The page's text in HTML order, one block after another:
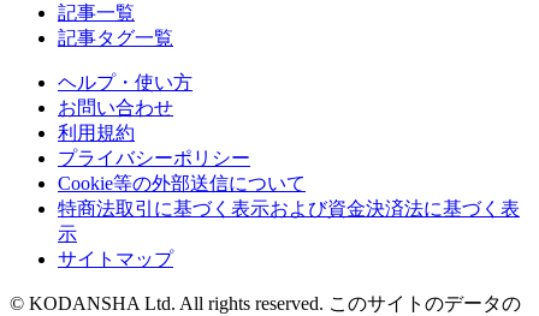
記事一覧
記事タグ一覧
ヘルプ・使い方
お問い合わせ
利用規約
プライバシーポリシー
Cookie等の外部送信について
特商法取引に基づく表示および資金決済法に基づく表
示
サイトマップ
© KODANSHA Ltd. All rights reserved. このサイトのデータの